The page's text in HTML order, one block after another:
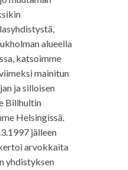
alueella
katsoimme
mainitun
ja silloisen
Billhultin
Helsingissä.
jälleen
arvokkaita
yhdistyksen